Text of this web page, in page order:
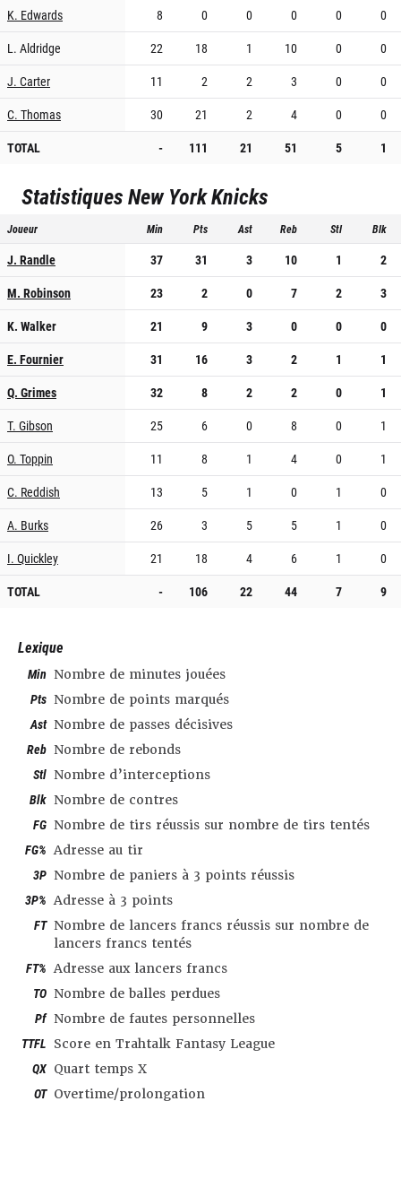
K. Edwards
8 0 0 0 0
0
L. Aldridge
22 18 1 10 0
0
J. Carter
11 2 2 3 0
0
C. Thomas
30 21 2 4 0
0
TOTAL
- 111 21 51 5 1
StatistiquesNew York Knicks
Joueur Min Pts Ast Reb Stl Blk
J. Randle 37 31 3 10 1
2
M. Robinson
23 2 0 7 2
3
K. Walker
21 9 3 0 0
0
E. Fournier
31 16 3 2 1
1
Q. Grimes
32 8 2 2 0
1
T. Gibson
25 6 0 8 0
1
O. Toppin
11 8 1 4 0
1
C. Reddish
13 5 1 0 1
0
A. Burks
26 3 5 5 1
0
I. Quickley
21 18 4 6 1
0
TOTAL
- 106 22 44 7 9
Lexique
Min Nombre de minutes jouées
Pts Nombre de points marqués
Ast Nombre de passes décisives
Reb Nombre de rebonds
Stl Nombre d’interceptions
Blk Nombre de contres
FG Nombre de tirs réussis sur nombre de tirs tentés
FG% Adresse au tir
3P Nombre de paniers à 3 points réussis
3P% Adresse à 3 points
FT Nombre de lancers francs réussis sur nombre de
lancers francs tentés
FT% Adresse aux lancers francs
TO Nombre de balles perdues
Pf Nombre de fautes personnelles
TTFL Score en Trahtalk Fantasy League
QX Quart temps X
OT Overtime/prolongation